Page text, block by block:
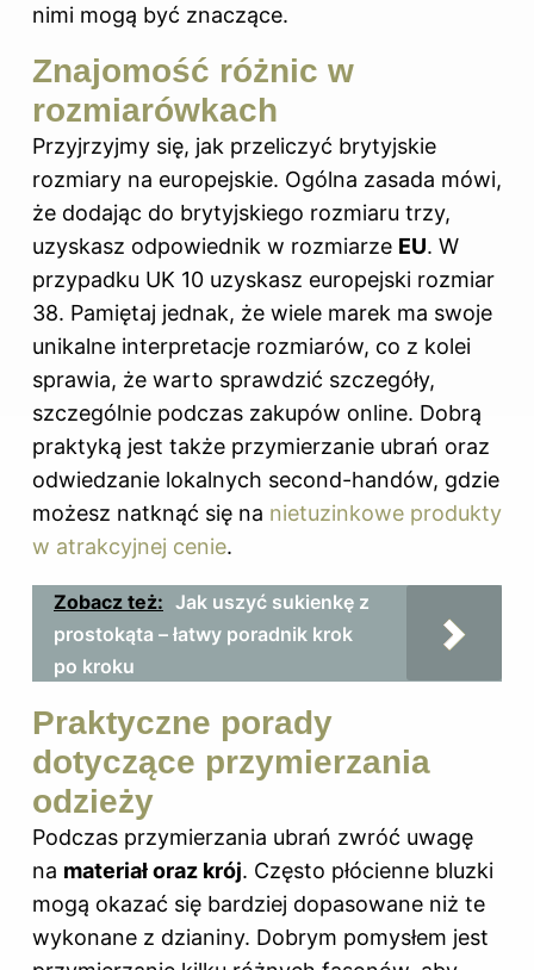
nimi mogą być znaczące.
Znajomość różnic w
rozmiarówkach
Przyjrzyjmy się, jak przeliczyć brytyjskie
rozmiary na europejskie. Ogólna zasada mówi,
że dodając do brytyjskiego rozmiaru trzy,
uzyskasz odpowiednik w rozmiarze EU. W
przypadku UK 10 uzyskasz europejski rozmiar
38. Pamiętaj jednak, że wiele marek ma swoje
unikalne interpretacje rozmiarów, co z kolei
sprawia, że warto sprawdzić szczegóły,
szczególnie podczas zakupów online. Dobrą
praktyką jest także przymierzanie ubrań oraz
odwiedzanie lokalnych second-handów, gdzie
możesz natknąć się na nietuzinkowe produkty
w atrakcyjnej cenie.
Zobacz też: Jak uszyć sukienkę z
prostokąta – łatwy poradnik krok
po kroku
Praktyczne porady
dotyczące przymierzania
odzieży
Podczas przymierzania ubrań zwróć uwagę
na materiał oraz krój. Często płócienne bluzki
mogą okazać się bardziej dopasowane niż te
wykonane z dzianiny. Dobrym pomysłem jest